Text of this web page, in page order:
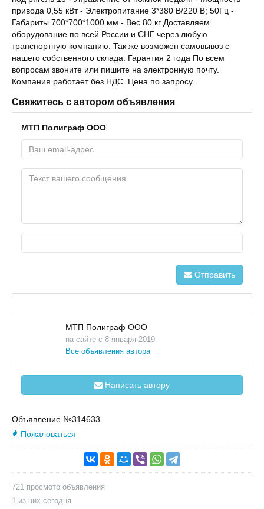
привода 0,55 кВт - Электропитание 3*380 В/220 В; 50Гц -
Габариты 700*700*1000 мм - Вес 80 кг Доставляем
оборудование по всей России и СНГ через любую
транспортную компанию. Так же возможен самовывоз с
нашего собственного склада. Гарантия 2 года По всем
вопросам звоните или пишите на электронную почту.
Компания работает без НДС. Цена по запросу.
Свяжитесь с автором объявления
МТП Полиграф ООО
Отправить
МТП Полиграф ООО
на сайте с 8 января 2019
Все объявления автора
Написать автору
Объявление №314633
Пожаловаться
721 просмотр объявления
1 из них сегодня